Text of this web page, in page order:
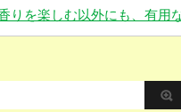
りを楽しむ以外にも、有用